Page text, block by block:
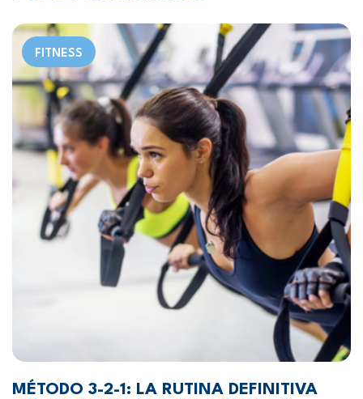
FITNESS
MÉTODO 3-2-1: LA RUTINA DEFINITIVA